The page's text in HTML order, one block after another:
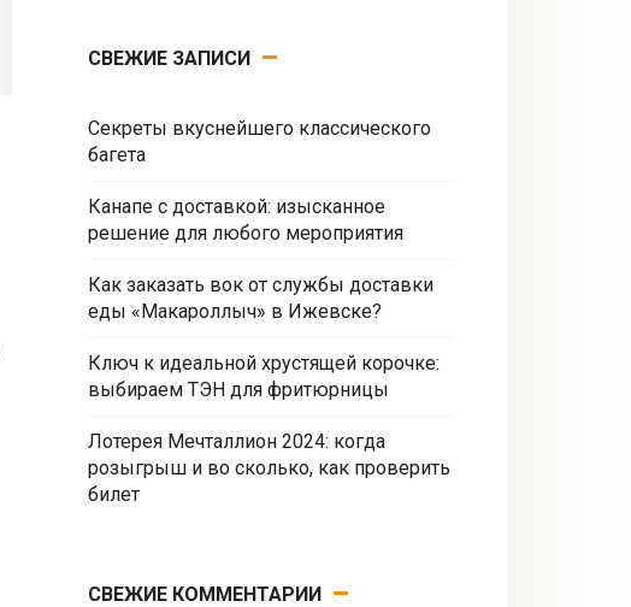
СВЕЖИЕ ЗАПИСИ
Секреты вкуснейшего классического
багета
Канапе с доставкой: изысканное
решение для любого мероприятия
Как заказать вок от службы доставки
еды «Макароллыч» в Ижевске?
Ключ к идеальной хрустящей корочке:
выбираем ТЭН для фритюрницы
Лотерея Мечталлион 2024: когда
розыгрыш и во сколько, как проверить
билет
СВЕЖИЕ КОММЕНТАРИИ